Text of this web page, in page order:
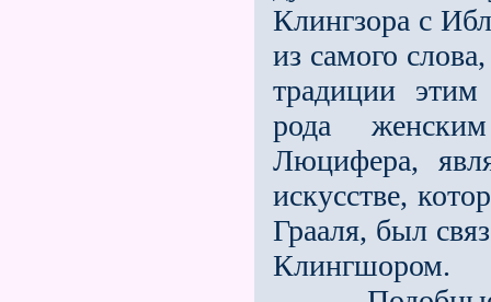
Клингзора с
из самого
традиции
рода
Люцифера,
искусстве,
Грааля, был
Клингшором.